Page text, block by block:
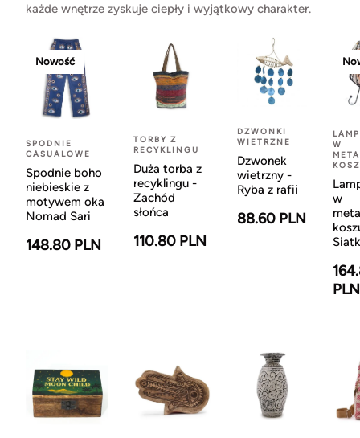
każde wnętrze zyskuje ciepły i wyjątkowy charakter.
Nowość
SPODNIE
CASUALOWE
Spodnie boho
niebieskie z
motywem oka
Nomad Sari
148.80 PLN
TORBY Z
RECYKLINGU
Duża torba z
recyklingu -
Zachód
słońca
110.80 PLN
DZWONKI
WIETRZNE
Dzwonek
wietrzny -
Ryba z rafii
88.60 PLN
W
w
PLN